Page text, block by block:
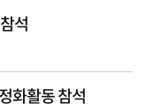
석
화활동 참석